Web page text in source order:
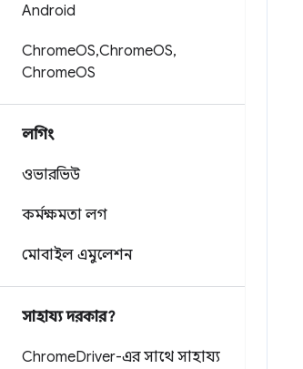
Android
ChromeOS,ChromeOS,
ChromeOS
লগিং
ওভারভিউ
কর্মক্ষমতা লগ
মোবাইল এমুলেশন
সাহায্য দরকার?
ChromeDriver-এর সাথে সাহায্য